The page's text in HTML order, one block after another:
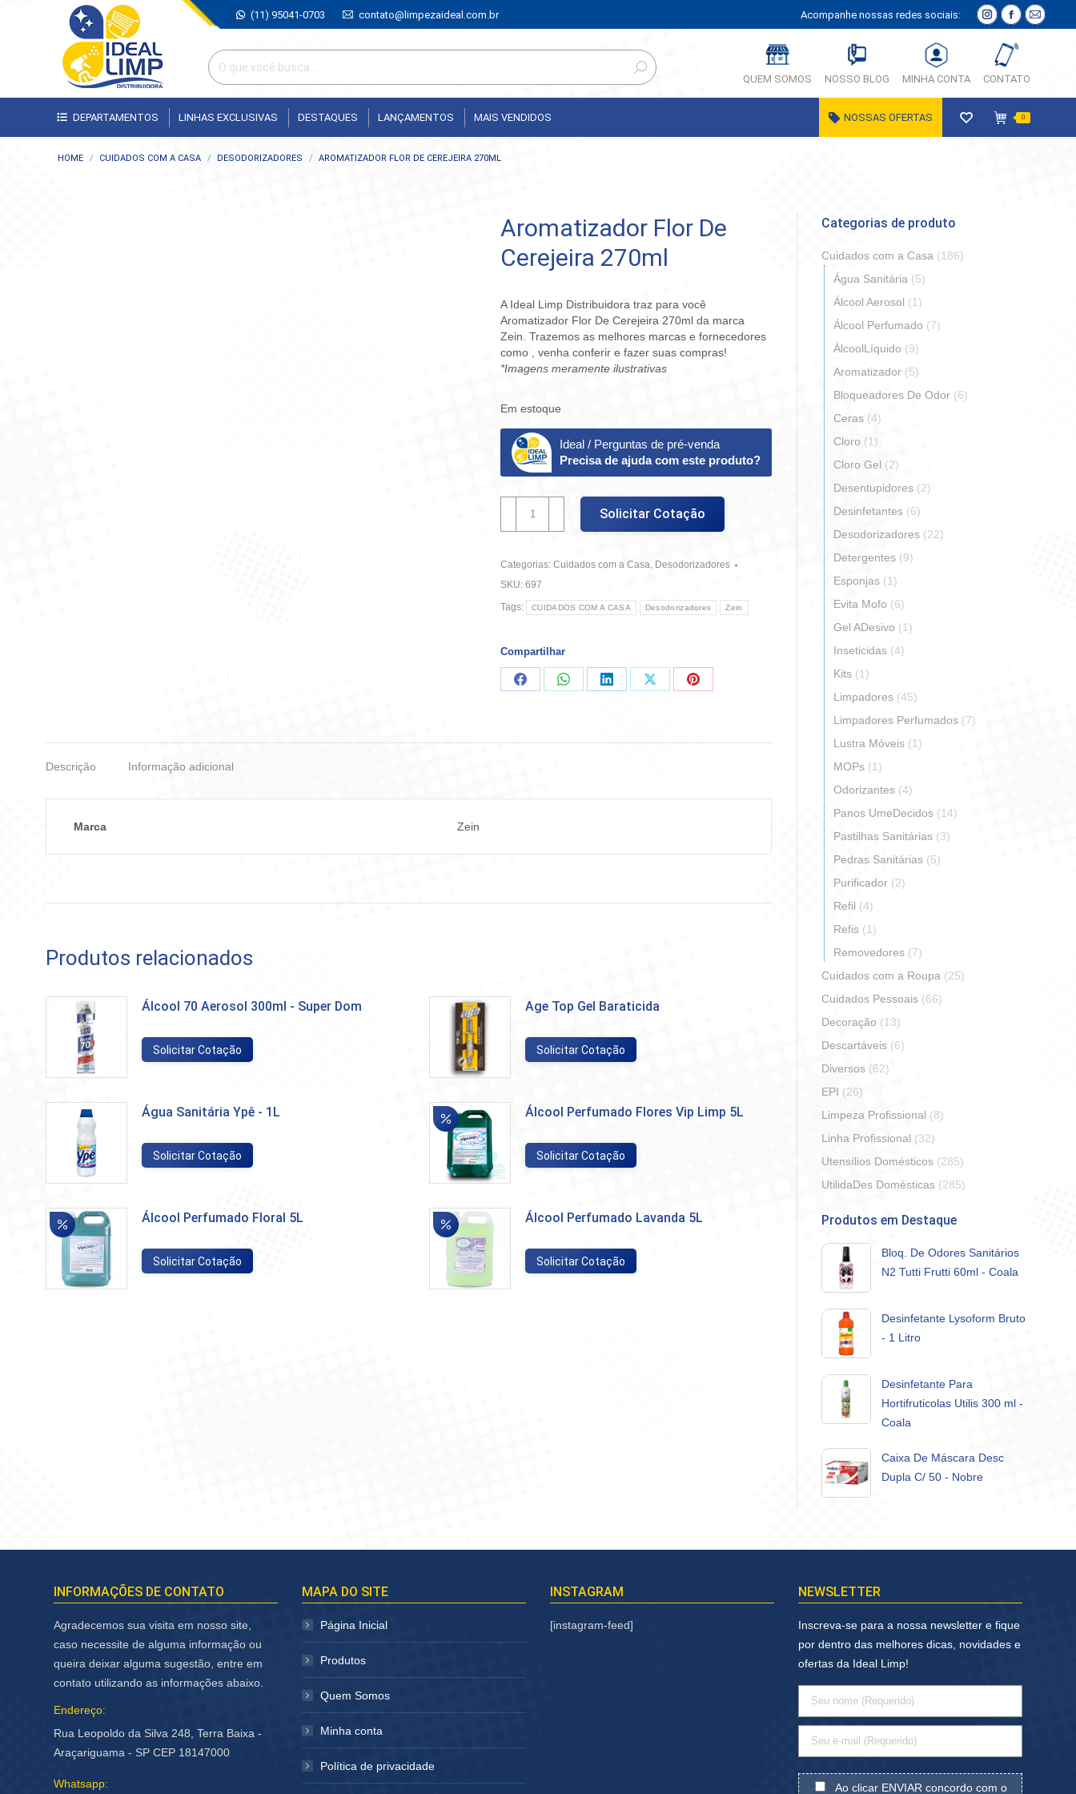
(11) 95041-0703 contato@limpezaideal.com.br Acompanhe nossas redes sociais:
Instagram
página
abre
em
janela
Facebook
página
em
janela
E-
QUEM SOMOS NOSSO BLOG MINHA CONTA CONTATO
DEPARTAMENTOS LINHAS EXCLUSIVAS DESTAQUES LANÇAMENTOS MAIS VENDIDOS NOSSAS OFERTAS 0
Você está aqui:
HOME CUIDADOS COM A CASA DESODORIZADORES AROMATIZADOR FLOR DE CEREJEIRA 270ML
Aromatizador Flor De
Cerejeira 270ml
A Ideal Limp Distribuidora traz para você
Aromatizador Flor De Cerejeira 270ml da marca
Zein. Trazemos as melhores marcas e fornecedores
como , venha conferir e fazer suas compras!
*Imagens meramente ilustrativas
Em estoque
Ideal / Perguntas de pré-venda
Precisa de ajuda com este produto?
De
270ml
quantidade
Solicitar Cotação
Categorias:Cuidados com a Casa, Desodorizadores
SKU:697
Tags:
CUIDADOS COM A CASA Desodorizadores Zein
Compartilhar
CompartilharCompartilharCompartilharCompartilharCompartilhar
Descrição Informação adicional
Marca Zein
Produtos relacionados
Álcool 70 Aerosol 300ml - Super Dom
Solicitar Cotação
Age Top Gel Baraticida
Solicitar Cotação
Água Sanitária Ypê - 1L
Solicitar Cotação
Álcool Perfumado Flores Vip Limp 5L
Solicitar Cotação
Álcool Perfumado Floral 5L
Solicitar Cotação
Álcool Perfumado Lavanda 5L
Solicitar Cotação
Categorias de produto
Cuidados com a Casa (186)
Água Sanitária (5)
Álcool Aerosol (1)
Álcool Perfumado (7)
ÁlcoolLíquido (9)
Aromatizador (5)
Bloqueadores De Odor (6)
Ceras (4)
Cloro (1)
Cloro Gel (2)
Desentupidores (2)
Desinfetantes (6)
Desodorizadores (22)
Detergentes (9)
Esponjas (1)
Evita Mofo (6)
Gel ADesivo (1)
Inseticidas (4)
Kits (1)
Limpadores (45)
Limpadores Perfumados (7)
Lustra Móveis (1)
MOPs (1)
Odorizantes (4)
Panos UmeDecidos (14)
Pastilhas Sanitárias (3)
Pedras Sanitárias (5)
Purificador (2)
Refil (4)
Refis (1)
Removedores (7)
Cuidados com a Roupa (25)
Cuidados Pessoais (66)
Decoração (13)
Descartáveis (6)
Diversos (62)
EPI (26)
Limpeza Profissional (8)
Linha Profissional (32)
Utensílios Domésticos (285)
UtilidaDes Domésticas (285)
Produtos em Destaque
Bloq. De Odores Sanitários
N2 Tutti Frutti 60ml - Coala
Desinfetante Lysoform Bruto
- 1 Litro
Desinfetante Para
Hortifruticolas Utilis 300 ml -
Coala
Caixa De Máscara Desc
Dupla C/ 50 - Nobre
INFORMAÇÕES DE CONTATO
Agradecemos sua visita em nosso site,
caso necessite de alguma informação ou
queira deixar alguma sugestão, entre em
contato utilizando as informações abaixo.
Endereço:
Rua Leopoldo da Silva 248, Terra Baixa -
Araçariguama - SP CEP 18147000
Whatsapp:
MAPA DO SITE
Página Inicial
Produtos
Quem Somos
Minha conta
Política de privacidade
INSTAGRAM
[instagram-feed]
NEWSLETTER
Inscreva-se para a nossa newsletter e fique
por dentro das melhores dicas, novidades e
ofertas da Ideal Limp!
Ao clicar ENVIAR concordo com o